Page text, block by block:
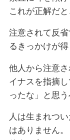
これが正解だと
注意されて反
るきっかけが得
他人から注意
イナスを指摘
ったな」と思う
人は生まれつ
はありません。